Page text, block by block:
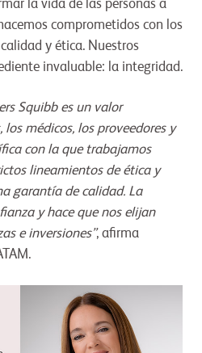
la vida de las personas a
comprometidos con los
y ética. Nuestros
invaluable: la integridad.
Squibb es un valor
los médicos, los proveedores y
con la que trabajamos
lineamientos de ética y
garantía de calidad. La
y hace que nos elijan
e inversiones”, afirma